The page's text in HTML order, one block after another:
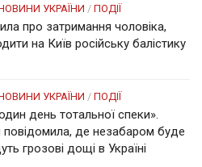
УКРАЇНИ / ПОДІЇ
про затримання чоловіка,
на Київ російську балістику
УКРАЇНИ / ПОДІЇ
день тотальної спеки».
повідомила, де незабаром буде
грозові дощі в Україні